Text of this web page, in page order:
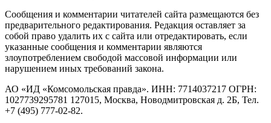
Сообщения и комментарии читателей сайта размещаются без
предварительного редактирования. Редакция оставляет за
собой право удалить их с сайта или отредактировать, если
указанные сообщения и комментарии являются
злоупотреблением свободой массовой информации или
нарушением иных требований закона.
АО «ИД «Комсомольская правда». ИНН: 7714037217 ОГРН:
1027739295781 127015, Москва, Новодмитровская д. 2Б, Тел.
+7 (495) 777-02-82.